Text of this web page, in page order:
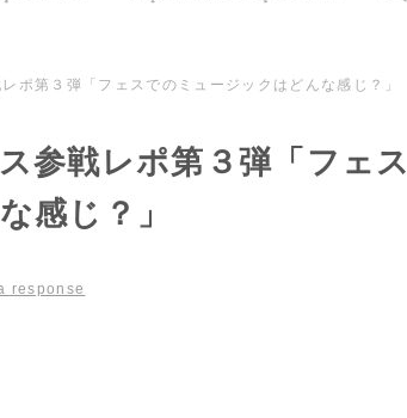
ポ第３弾「フェスでのミュージックはどんな感じ？」
参戦レポ第３弾「フェス
感じ？」
response